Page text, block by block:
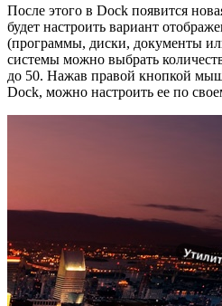
После этого в Dock появится
будет настроить вариант
(программы, диски, документы
системы можно выбрать
до 50. Нажав правой кнопкой
Dock, можно настроить ее по